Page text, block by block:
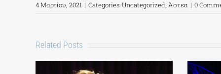
4 Μαρτίου, 2021 | Categories:Uncategorized, Άστεα | 0
Related Posts